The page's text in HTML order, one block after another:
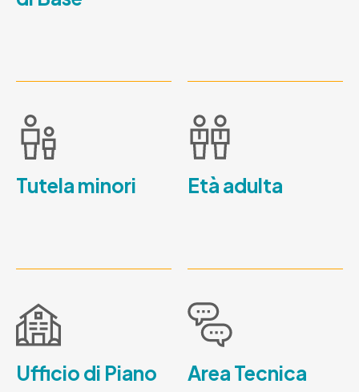
Tutela minori Età adulta
Ufficio di Piano Area Tecnica